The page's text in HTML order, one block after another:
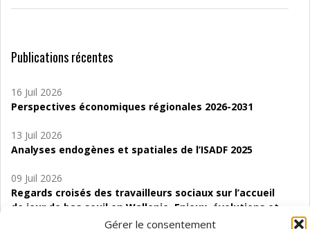
Gérer le consentement
Publications récentes
16 Juil 2026
Perspectives économiques régionales 2026-2031
13 Juil 2026
Analyses endogènes et spatiales de l’ISADF 2025
09 Juil 2026
Regards croisés des travailleurs sociaux sur l’accueil
de jour de bas seuil en Wallonie. Enjeux, évolutions et